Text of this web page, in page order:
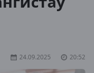
24.09.2025 20:52